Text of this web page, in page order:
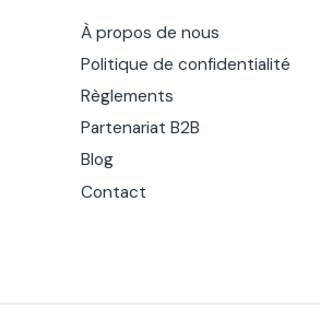
À propos de nous
Politique de confidentialité
Règlements
Partenariat B2B
Blog
Contact